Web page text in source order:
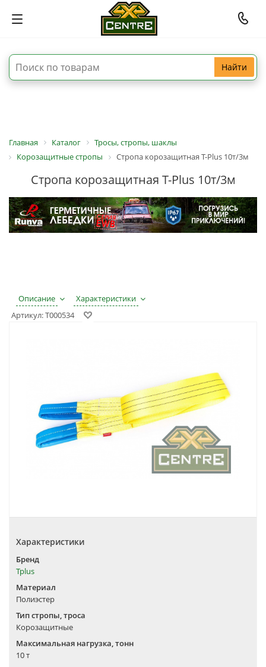
Найти
Главная Каталог
Тросы, стропы, шаклы
Корозащитные стропы
Стропа корозащитная T-Plus 10т/3м
Стропа корозащитная T-Plus 10т/3м
Описание
Характеристики
Артикул:Т000534
Характеристики
Бренд
Tplus
Материал
Полиэстер
Тип стропы, троса
Корозащитные
Максимальная нагрузка, тонн
10 т